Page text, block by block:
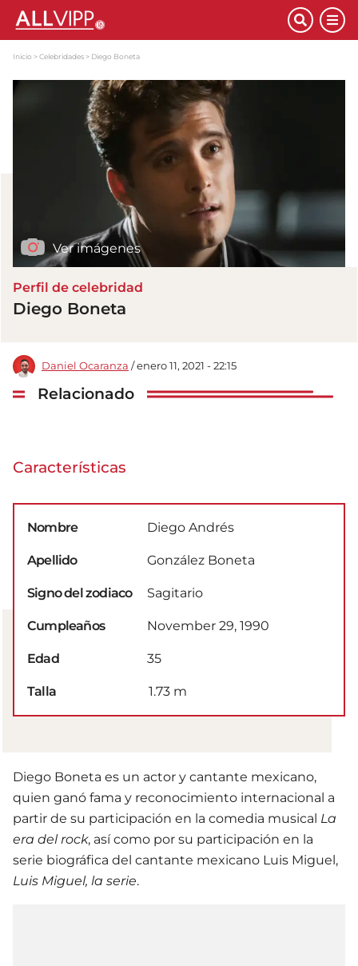
Inicio Celebridades Diego Boneta
Ver imágenes
Perfil de celebridad
Diego Boneta
Daniel Ocaranza / enero 11, 2021 - 22:15
Relacionado
Características
Nombre Diego Andrés
Apellido González Boneta
Signo del zodiaco Sagitario
Cumpleaños November 29, 1990
Edad 35
Talla 1.73 m
Diego Boneta es un actor y cantante mexicano,
quien ganó fama y reconocimiento internacional a
partir de su participación en la comedia musical La
era del rock, así como por su participación en la
serie biográfica del cantante mexicano Luis Miguel,
Luis Miguel, la serie.